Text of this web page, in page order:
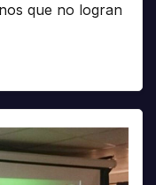
que no logran